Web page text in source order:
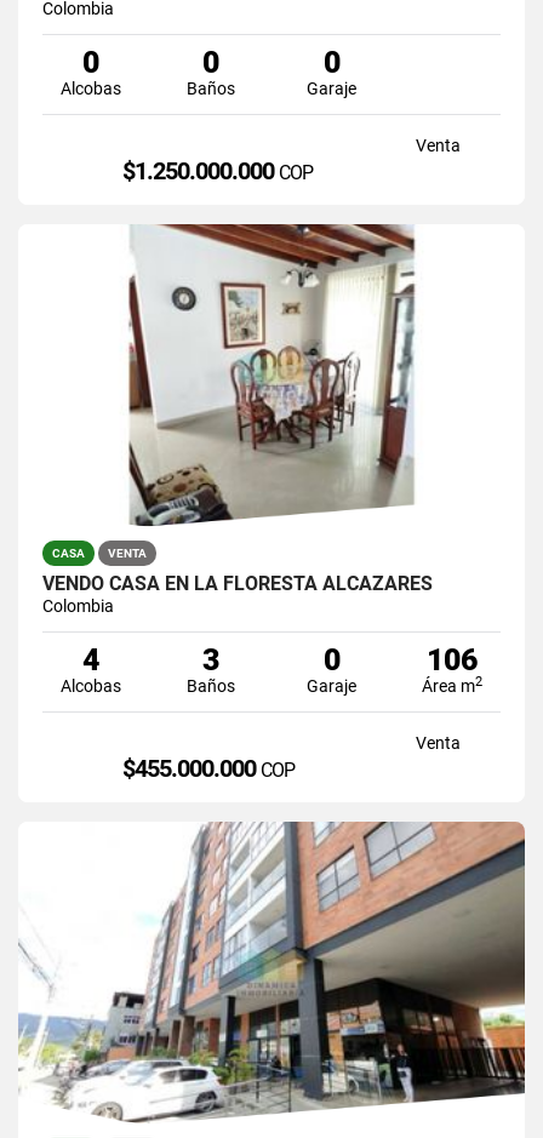
Colombia
0
Alcobas
0
Baños
0
Garaje
Venta
$1.250.000.000 COP
CASA VENTA
VENDO CASA EN LA FLORESTA ALCAZARES
Colombia
4
Alcobas
3
Baños
0
Garaje
106
Área m2
Venta
$455.000.000 COP